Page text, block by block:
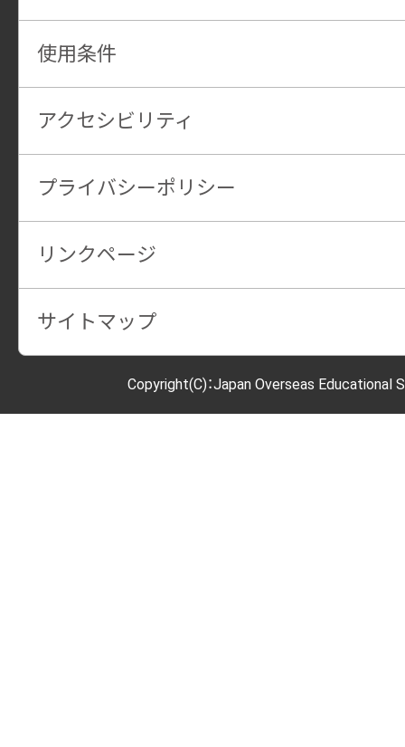
使用条件
アクセシビリティ
プライバシーポリシー
リンクページ
サイトマップ
Copyright(C)：Japan Overseas Educational